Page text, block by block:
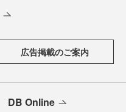
広告掲載のご案内
DB Online